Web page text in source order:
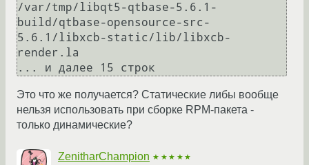
/var/tmp/libqt5-qtbase-5.6.1-
build/qtbase-opensource-src-
5.6.1/libxcb-static/lib/libxcb-
render.la
Это что же получается? Статические либы вообще
нельзя использовать при сборке RPM-пакета -
только динамические?
ZenitharChampion ★★★★★